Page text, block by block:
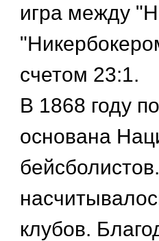
игра между
счетом 23:1.
В 1868 году
основана
клубов.